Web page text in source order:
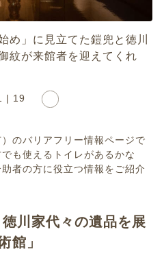
め」に見立てた鎧兜と徳川
紋が来館者を迎えてくれ
| 19
のバリアフリー情報ページで
も使えるトイレがあるかな
者の方に役立つ情報をご紹介
川家代々の遺品を展
館」